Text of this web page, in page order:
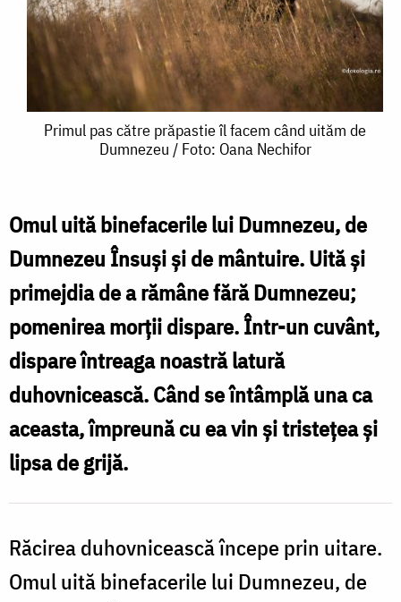
Primul
prăpastie
îl
facem
de
Dumnezeu
/
Foto:
Oana
Nechifor
Primul pas către prăpastie îl facem când uităm de
Dumnezeu / Foto: Oana Nechifor
Omul uită binefacerile lui Dumnezeu, de
Dumnezeu Însuși și de mântuire. Uită și
primejdia de a rămâne fără Dumnezeu;
pomenirea morții dispare. Într-un cuvânt,
dispare întreaga noastră latură
duhovnicească. Când se întâmplă una ca
aceasta, împreună cu ea vin și tristețea și
lipsa de grijă.
Răcirea duhovnicească începe prin uitare.
Omul uită binefacerile lui Dumnezeu, de